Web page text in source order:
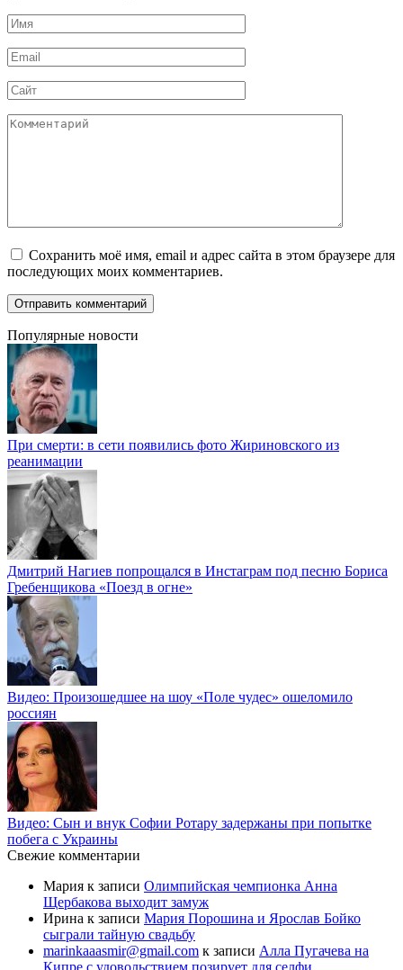
Имя
*
Email
*
Сайт
Комментарий
Сохранить моё имя, email и адрес сайта в этом браузере для
последующих моих комментариев.
Популярные новости
При смерти: в сети появились фото Жириновского из
реанимации
Дмитрий Нагиев попрощался в Инстаграм под песню Бориса
Гребенщикова «Поезд в огне»
Видео: Произошедшее на шоу «Поле чудес» ошеломило
россиян
Видео: Сын и внук Софии Ротару задержаны при попытке
побега с Украины
Свежие комментарии
Мария к записи Олимпийская чемпионка Анна
Щербакова выходит замуж
Ирина к записи Мария Порошина и Ярослав Бойко
сыграли тайную свадьбу
marinkaaasmir@gmail.com к записи Алла Пугачева на
Кипре с удовольствием позирует для селфи